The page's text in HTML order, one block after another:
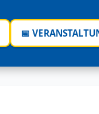
📅